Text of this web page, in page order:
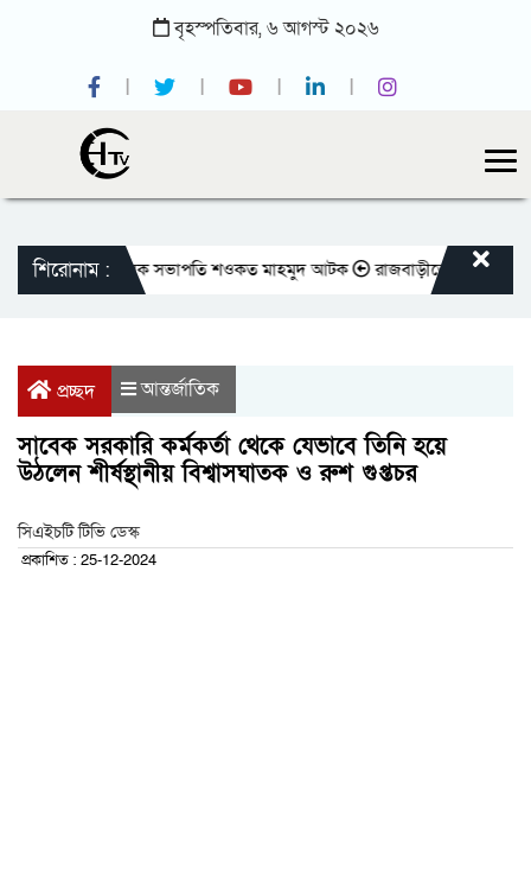
বৃহস্পতিবার,৬আগস্ট ২০২৬
শিরোনাম :সাবেক সভাপতি শওকত মাহমুদ আটক রাজবাড়ীতে বীর
প্রচ্ছদ আন্তর্জাতিক
সাবেক সরকারি কর্মকর্তা থেকে যেভাবে তিনি হয়ে
উঠলেন শীর্ষস্থানীয় বিশ্বাসঘাতক ও রুশ গুপ্তচর
সিএইচটি টিভি ডেস্ক
প্রকাশিত : 25-12-2024